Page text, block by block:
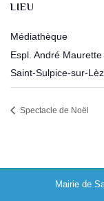
LIEU
Médiathèque
Espl. André Maurette
Saint-Sulpice-sur-
Spectacle de Noël
Mairie de